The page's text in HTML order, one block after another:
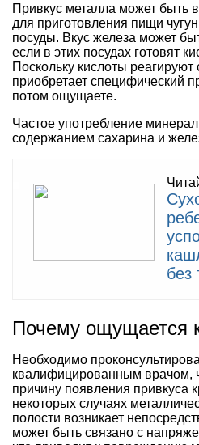
Привкус металла может быть
для приготовления пищи
посуды. Вкус железа может
если в этих посудах готовят
Поскольку кислоты
приобретает специфический
потом ощущаете.
Частое употребление
содержанием сахарина и
без
Почему ощущается
Необходимо
квалифицированным врачом,
причину появления привкуса
некоторых случаях
полости возникает
может быть связано с